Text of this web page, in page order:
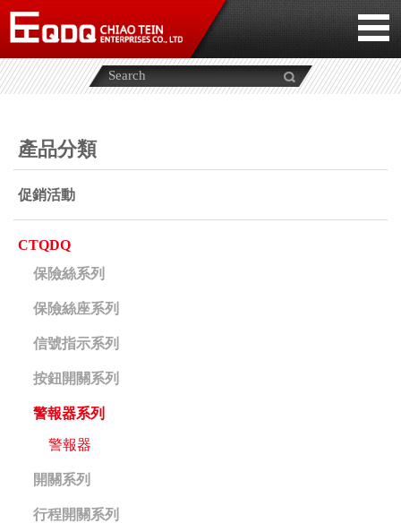
產品分類
促銷活動
CTQDQ
保險絲系列
保險絲座系列
信號指示系列
按鈕開關系列
警報器系列
警報器
開關系列
行程開關系列